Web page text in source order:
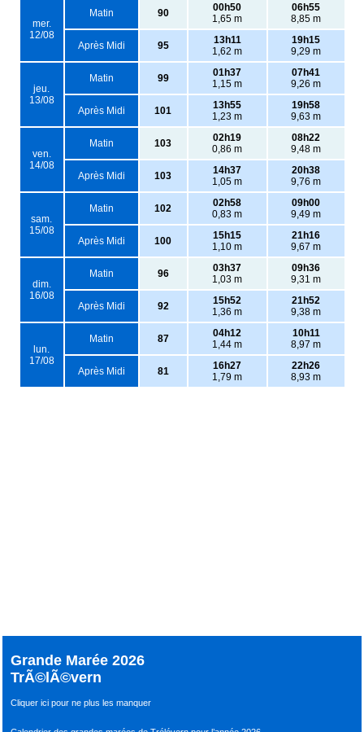
mer.
12/08
Matin 90
00h50
1,65 m
06h55
8,85 m
Après Midi 95
13h11
1,62 m
19h15
9,29 m
jeu.
13/08
Matin 99
01h37
1,15 m
07h41
9,26 m
Après Midi 101
13h55
1,23 m
19h58
9,63 m
ven.
14/08
Matin 103
02h19
0,86 m
08h22
9,48 m
Après Midi 103
14h37
1,05 m
20h38
9,76 m
sam.
15/08
Matin 102
02h58
0,83 m
09h00
9,49 m
Après Midi 100
15h15
1,10 m
21h16
9,67 m
dim.
16/08
Matin 96
03h37
1,03 m
09h36
9,31 m
Après Midi 92
15h52
1,36 m
21h52
9,38 m
lun.
17/08
Matin 87
04h12
1,44 m
10h11
8,97 m
Après Midi 81
16h27
1,79 m
22h26
8,93 m
Grande Marée 2026
TrÃ©lÃ©vern
Cliquer ici pour ne plus les manquer